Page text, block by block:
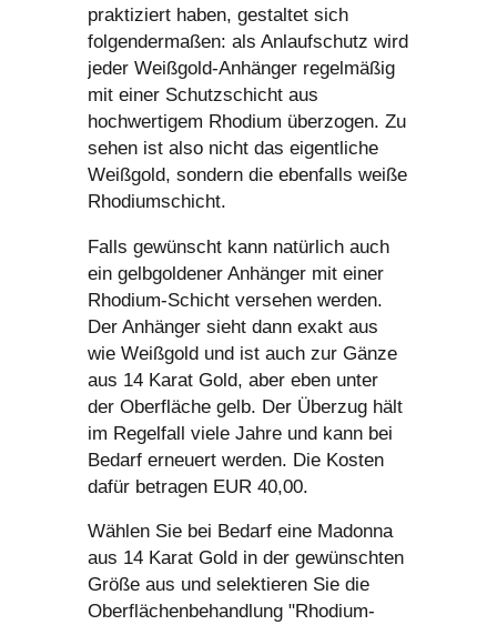
praktiziert haben, gestaltet sich
folgendermaßen: als Anlaufschutz wird
jeder Weißgold-Anhänger regelmäßig
mit einer Schutzschicht aus
hochwertigem Rhodium überzogen. Zu
sehen ist also nicht das eigentliche
Weißgold, sondern die ebenfalls weiße
Rhodiumschicht.
Falls gewünscht kann natürlich auch
ein gelbgoldener Anhänger mit einer
Rhodium-Schicht versehen werden.
Der Anhänger sieht dann exakt aus
wie Weißgold und ist auch zur Gänze
aus 14 Karat Gold, aber eben unter
der Oberfläche gelb. Der Überzug hält
im Regelfall viele Jahre und kann bei
Bedarf erneuert werden. Die Kosten
dafür betragen EUR 40,00.
Wählen Sie bei Bedarf eine Madonna
aus 14 Karat Gold in der gewünschten
Größe aus und selektieren Sie die
Oberflächenbehandlung "Rhodium-